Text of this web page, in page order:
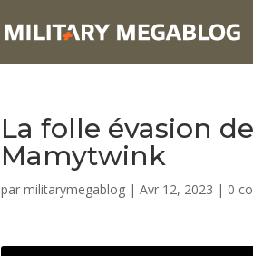
​La folle évasion
Mamytwink
parmilitarymegablog |Avr 12, 2023 | 0